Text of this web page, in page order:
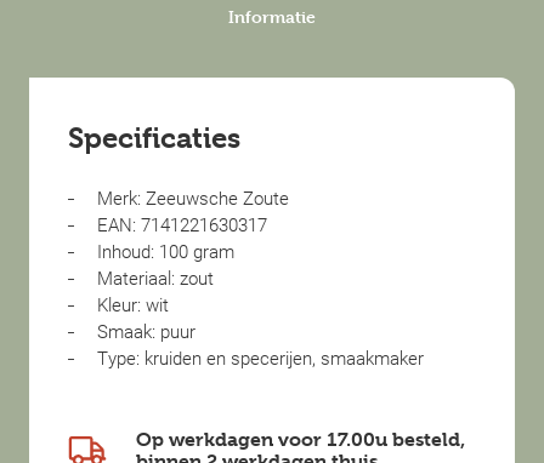
Informatie
Specificaties
Merk: Zeeuwsche Zoute
EAN: 7141221630317
Inhoud: 100 gram
Materiaal: zout
Kleur: wit
Smaak: puur
Type: kruiden en specerijen, smaakmaker
Op werkdagen voor 17.00u besteld,